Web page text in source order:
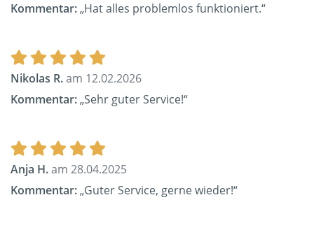
Kommentar:„Hat alles problemlos funktioniert.“
Nikolas R.am 12.02.2026
Kommentar:„Sehr guter Service!“
Anja H.am 28.04.2025
Kommentar:„Guter Service, gerne wieder!“